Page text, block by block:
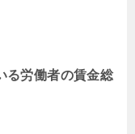
る労働者の賃金総